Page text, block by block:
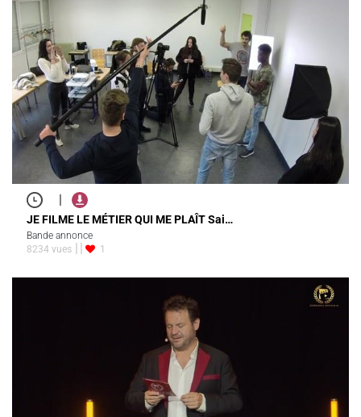
|
JE FILME LE MÉTIER QUI ME PLAÎT Sai…
Bande annonce
8234 vues
1